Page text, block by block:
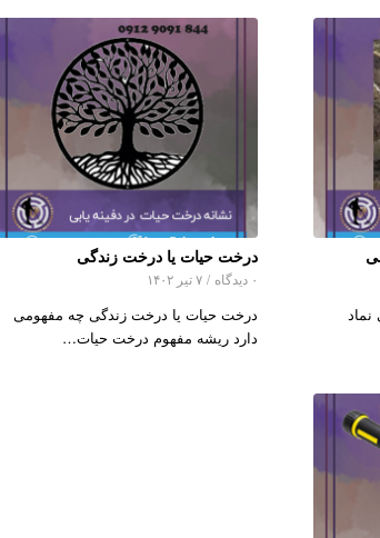
نماد
درخت حیات یا درخت زندگی
۰ دیدگاه / ۷ تیر ۱۴۰۲
درخت حیات یا درخت زندگی چه مفهومی
دارد ریشه مفهوم درخت حیات…